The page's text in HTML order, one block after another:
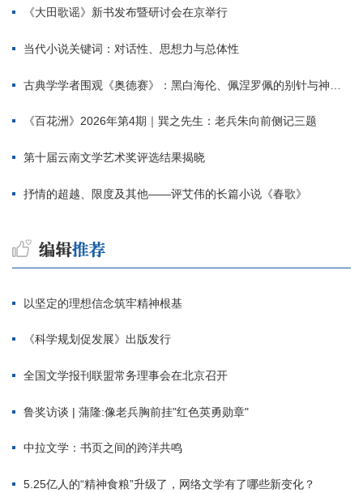
《大田歌谣》新书发布暨研讨会在京举行
当代小说关键词：对话性、思想力与总体性
古典学学者围观《奥德赛》：黑白海伦、佩涅罗佩的别针与神秘入侵者
《百花洲》2026年第4期｜巽之先生：老兵朱向前侧记三题
第十届云南文学艺术奖评选结果揭晓
抒情的超越、限度及其他——评艾伟的长篇小说《春歌》
以坚定的理想信念筑牢精神根基
《科学规划促发展》出版发行
全国文学报刊联盟常务理事会在北京召开
鲁奖访谈 | 蒲隆:像老兵胸前挂"红色英勇勋章"
中拉文学：书页之间的跨洋共鸣
5.25亿人的“精神食粮”升级了，网络文学有了哪些新变化？